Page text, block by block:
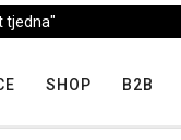
tjedna"
SHOP B2B